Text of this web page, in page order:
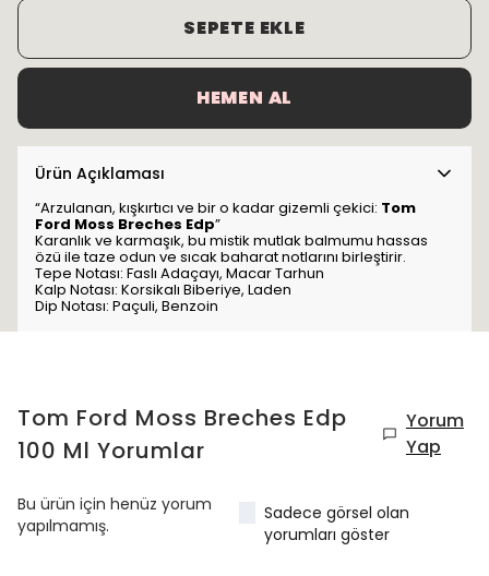
SEPETE EKLE
HEMEN AL
Ürün Açıklaması
“Arzulanan, kışkırtıcı ve bir o kadar gizemli çekici: Tom
Ford Moss Breches Edp”
Karanlık ve karmaşık, bu mistik mutlak balmumu hassas
özü ile taze odun ve sıcak baharat notlarını birleştirir.
Tepe Notası: Faslı Adaçayı, Macar Tarhun
Kalp Notası: Korsikalı Biberiye, Laden
Dip Notası: Paçuli, Benzoin
Tom Ford Moss Breches Edp
100 Ml Yorumlar
Yorum
Yap
Bu ürün için henüz yorum
yapılmamış.
Sadece görsel olan
yorumları göster